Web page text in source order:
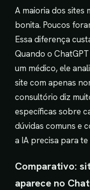
A maioria dos sites
bonita. Poucos
Essa diferença
Quando o
um médico, ele
site com apenas
consultório diz
específicas sobre
dúvidas comuns e
a IA precisa para
Comparativo:
aparece no